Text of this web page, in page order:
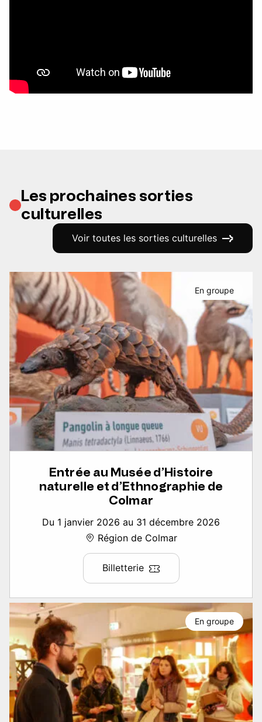
Les prochaines sorties
culturelles
Voir toutes les sorties culturelles
Entrée au Musée d’Histoire
naturelle et d’Ethnographie de
Colmar
Du 1 janvier 2026 au 31 décembre 2026
Région de Colmar
Billetterie
En groupe
En groupe